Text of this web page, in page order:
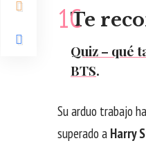
Te
Quiz – qué
BTS.
Su arduo trabajo
superado a Harry